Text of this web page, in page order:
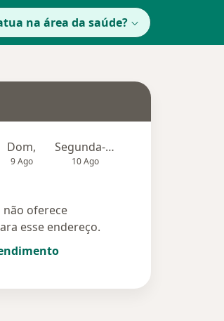
na área da saúde?
Dom,
9 Ago
Segunda-feira
10 Ago
não oferece
esse endereço.